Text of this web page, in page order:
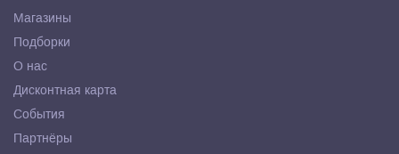
Магазины
Подборки
О нас
Дисконтная карта
События
Партнёры